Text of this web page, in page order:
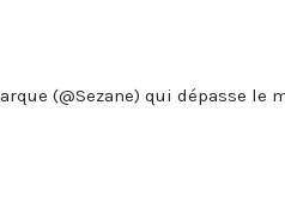
(@Sezane) qui dépasse le